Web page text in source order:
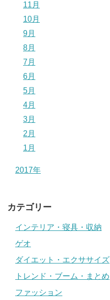
11月
10月
9月
8月
7月
6月
5月
4月
3月
2月
1月
2017年
カテゴリー
インテリア・寝具・収納
ゲオ
ダイエット・エクササイズ
トレンド・ブーム・まとめ
ファッション